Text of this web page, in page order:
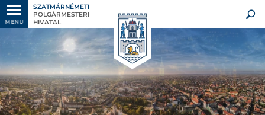
MENU
SZATMÁRNÉMETI
POLGÁRMESTERI
HIVATAL